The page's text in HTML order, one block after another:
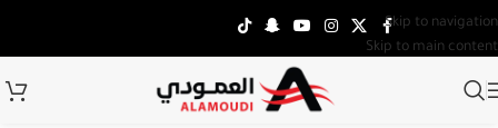
Skip to navigation
Skip to main content